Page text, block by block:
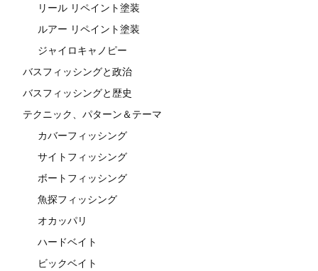
リール リペイント塗装
ルアー リペイント塗装
ジャイロキャノピー
バスフィッシングと政治
バスフィッシングと歴史
テクニック、パターン＆テーマ
カバーフィッシング
サイトフィッシング
ボートフィッシング
魚探フィッシング
オカッパリ
ハードベイト
ビックベイト